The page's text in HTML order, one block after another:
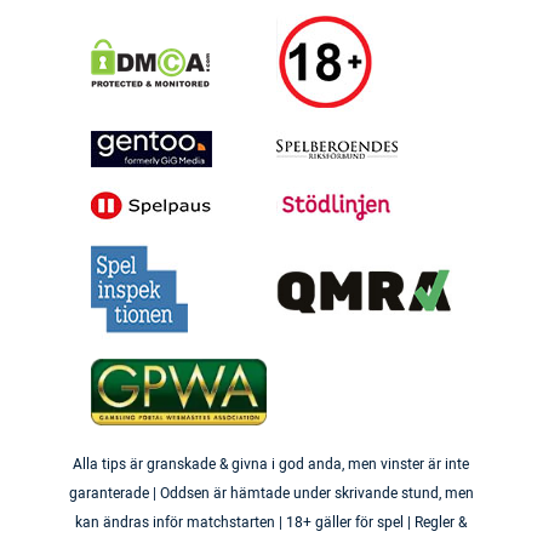
Alla tips är granskade & givna i god anda, men vinster är inte
garanterade | Oddsen är hämtade under skrivande stund, men
kan ändras inför matchstarten | 18+ gäller för spel | Regler &